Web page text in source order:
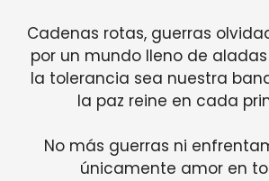
Cadenas rotas, guerras
por un mundo lleno de
la tolerancia sea nuestra
la paz reine en cada
No más guerras ni
únicamente amor en